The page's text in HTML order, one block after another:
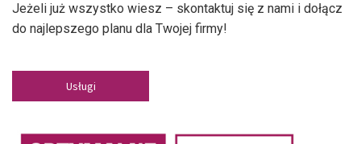
Jeżeli już wszystko wiesz – skontaktuj się z nami i dołącz
do najlepszego planu dla Twojej firmy!
Usługi